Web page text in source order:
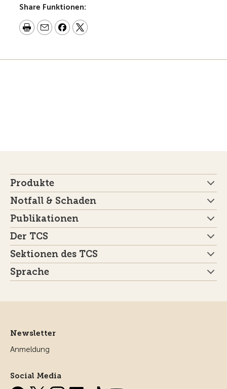
Share Funktionen:
Produkte
Notfall & Schaden
Publikationen
Der TCS
Sektionen des TCS
Sprache
Newsletter
Anmeldung
Social Media